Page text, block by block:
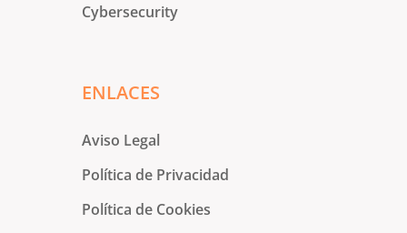
Cybersecurity
ENLACES
Aviso Legal
Política de Privacidad
Política de Cookies